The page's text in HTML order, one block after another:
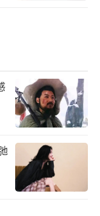
视剧发行坚定
。影视非遗文
在热播欢娱影
食》聚焦中国
上千道，涵盖
让明代美食文
。非遗文化展